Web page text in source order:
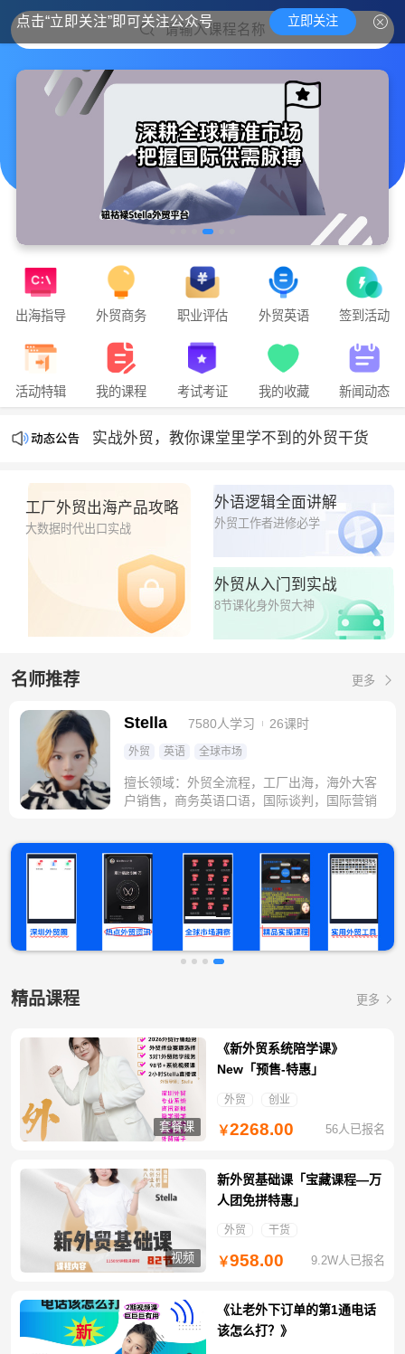
点击“立即关注”即可关注公众号 立即关注
请输入课程名称
出海指导 外贸商务 职业评估 外贸英语 签到活动
活动特辑 我的课程 考试考证 我的收藏 新闻动态
实战外贸，教你课堂里学不到的外贸干货
钮钴禄Stella外贸官方平台隆重上线🧨🧨🧨
点击下方「课程」即可开始学习📚📚📚
实战外贸，教你课堂里学不到的外贸干货
工厂外贸出海产品攻略
大数据时代出口实战
外语逻辑全面讲解
外贸工作者进修必学
外贸从入门到实战
8节课化身外贸大神
名师推荐 更多
Stella 7580人学习 26课时
外贸 英语 全球市场
擅长领域：外贸全流程，工厂出海，海外大客
户销售，商务英语口语，国际谈判，国际营销
精品课程 更多
套餐课
《新外贸系统陪学课》
New「预售-特惠」
外贸 创业
￥2268.00 56人已报名
视频
新外贸基础课「宝藏课程—万
人团免拼特惠」
外贸 干货
￥958.00 9.2W人已报名
《让老外下订单的第1通电话
该怎么打？》